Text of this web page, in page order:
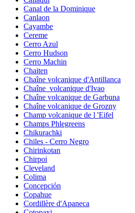
Canal de la Dominique
Canlaon
Cayambe
Cereme
Cerro Azul
Cerro Hudson
Cerro Machin
Chaiten
Chaîne volcanique d'Antillanca
Chaîne_volcanique d'Ivao
Chaîne volcanique de Garbuna
Chaîne volcanique de Grozny
Champ volcanique de l 'Eifel
Champs Phlegreens
Chikurachki
Chiles - Cerro Negro
Chirinkotan
Chirpoi
Cleveland
Colima
Concepción
Copahue
Cordillère d'Apaneca